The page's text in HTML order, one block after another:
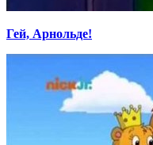
Гей, Арнольде!